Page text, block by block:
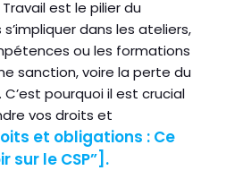
est le pilier du
dans les ateliers,
ou les formations
sanction, voire la perte du
C’est pourquoi il est crucial
vos droits et
et obligations : Ce
sur le CSP”].